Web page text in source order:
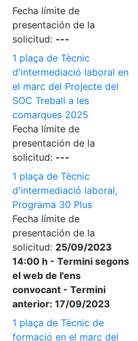
Fecha límite de
presentación de la
solicitud: ---
1 plaça de Tècnic
d'intermediació laboral en
el marc del Projecte del
SOC Treball a les
comarques 2025
Fecha límite de
presentación de la
solicitud: ---
1 plaça de Tècnic
d'intermediació laboral,
Programa 30 Plus
Fecha límite de
presentación de la
solicitud: 25/09/2023
14:00 h - Termini segons
el web de l'ens
convocant - Termini
anterior: 17/09/2023
1 plaça de Tècnic de
formació en el marc del